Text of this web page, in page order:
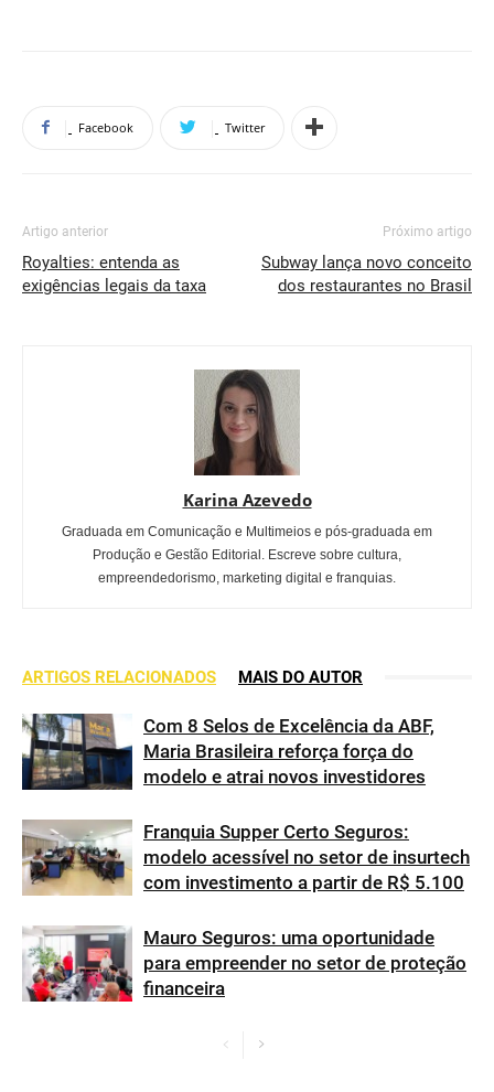
Facebook Twitter
Artigo anterior
Royalties: entenda as
exigências legais da taxa
Próximo artigo
Subway lança novo conceito
dos restaurantes no Brasil
Karina Azevedo
Graduada em Comunicação e Multimeios e pós-graduada em
Produção e Gestão Editorial. Escreve sobre cultura,
empreendedorismo, marketing digital e franquias.
ARTIGOS RELACIONADOS MAIS DO AUTOR
Com 8 Selos de Excelência da ABF,
Maria Brasileira reforça força do
modelo e atrai novos investidores
Franquia Supper Certo Seguros:
modelo acessível no setor de insurtech
com investimento a partir de R$ 5.100
Mauro Seguros: uma oportunidade
para empreender no setor de proteção
financeira